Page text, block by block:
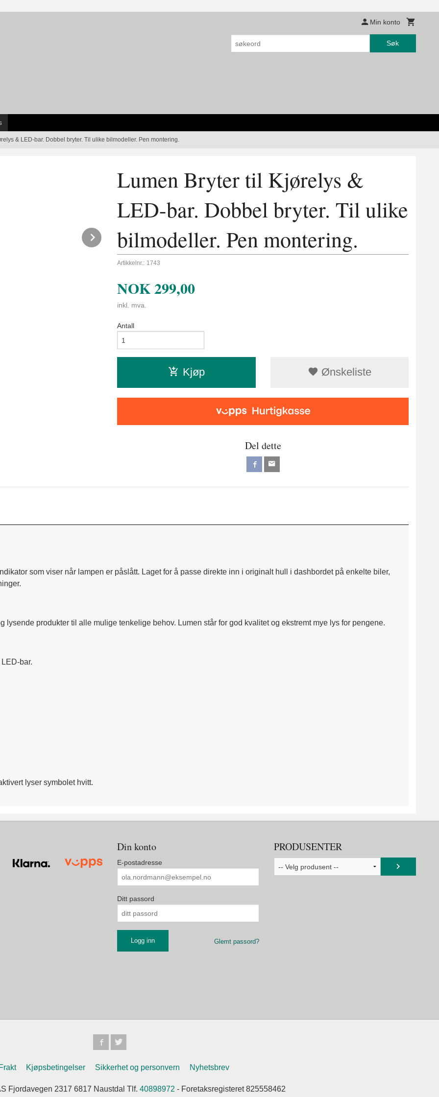
Min konto
Søk
& LED-bar. Dobbel bryter. Til ulike bilmodeller. Pen montering.
Next
Lumen Bryter til Kjørelys &
LED-bar. Dobbel bryter. Til ulike
bilmodeller. Pen montering.
Artikkelnr.: 1743
NOK299,00
inkl. mva.
Antall
Kjøp Ønskeliste
Del dette
som viser når lampen er påslått. Laget for å passe direkte inn i originalt hull i dashbordet på enkelte biler,
lysende produkter til alle mulige tenkelige behov. Lumen står for god kvalitet og ekstremt mye lys for pengene.
bar.
lyser symbolet hvitt.
Din konto
E-postadresse
Ditt passord
Glemt passord?
PRODUSENTER
Kjøpsbetingelser Sikkerhet og personvern Nyhetsbrev
Fjordavegen 2317 6817 Naustdal Tlf. 40898972 - Foretaksregisteret 825558462